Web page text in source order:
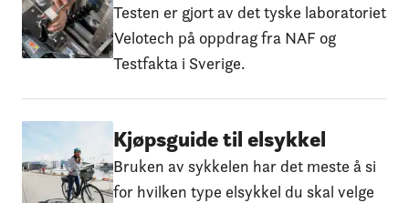
Testen er gjort av det tyske laboratoriet
Velotech på oppdrag fra NAF og
Testfakta i Sverige.
Kjøpsguide til elsykkel
Bruken av sykkelen har det meste å si
for hvilken type elsykkel du skal velge